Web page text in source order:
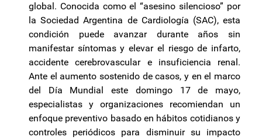
global. Conocida como el “asesino silencioso” por
la Sociedad Argentina de Cardiología (SAC), esta
condición puede avanzar durante años sin
manifestar síntomas y elevar el riesgo de infarto,
accidente cerebrovascular e insuficiencia renal.
Ante el aumento sostenido de casos, y en el marco
del Día Mundial este domingo 17 de mayo,
especialistas y organizaciones recomiendan un
enfoque preventivo basado en hábitos cotidianos y
controles periódicos para disminuir su impacto